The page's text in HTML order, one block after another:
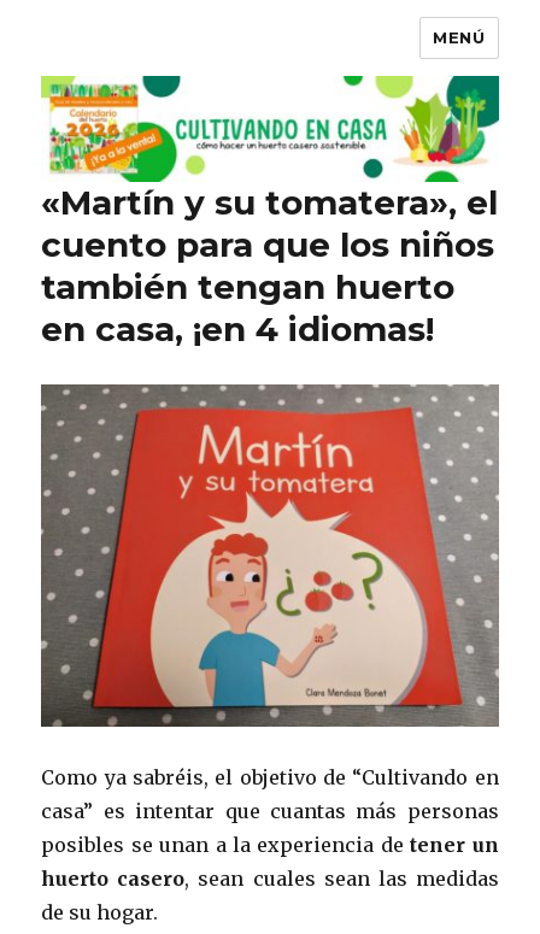
MENÚ
«Martín y su tomatera», el
cuento para que los niños
también tengan huerto
en casa, ¡en 4 idiomas!
Como ya sabréis, el objetivo de “Cultivando en
casa” es intentar que cuantas más personas
posibles se unan a la experiencia detener un
huerto casero, sean cuales sean las medidas
de su hogar.